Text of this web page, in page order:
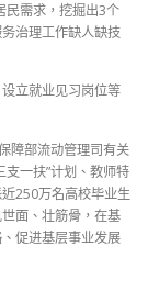
民需求，挖掘出3个
治理工作缺人缺技
立就业见习岗位等
障部流动管理司有关
一扶”计划、教师特
250万名高校毕业生
面、壮筋骨，在基
促进基层事业发展